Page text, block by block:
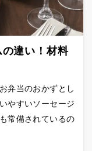
違い！材料
弁当のおかずとし
やすいソーセージ
常備されているの